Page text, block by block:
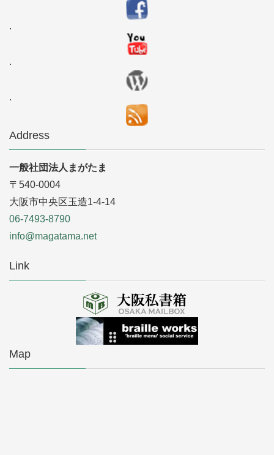
.
.
.
Address
一般社団法人まがたま
〒540-0004
大阪市中央区玉造1-4-14
06-7493-8790
info@magatama.net
Link
Map